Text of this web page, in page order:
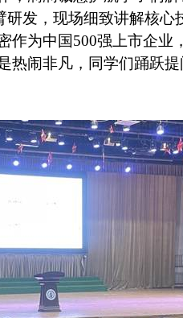
发，现场细致讲解核
作为中国500强上市企业
闹非凡，同学们踊跃